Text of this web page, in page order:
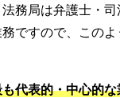
務局は弁護士・
ですので、このよ
代表的・中心的